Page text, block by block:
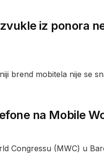
iz ponora
brend mobitela nije se
na Mobile
Congressu (MWC) u